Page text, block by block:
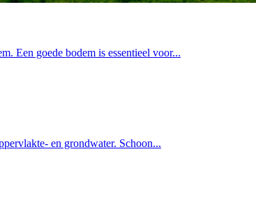
Een goede bodem is essentieel voor...
en grondwater. Schoon...